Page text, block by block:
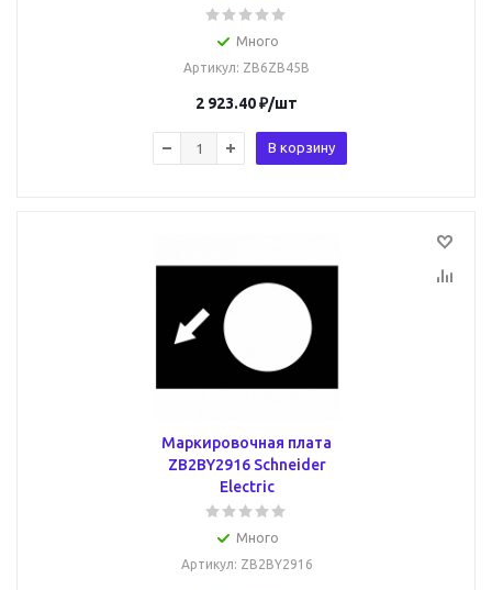
Много
Артикул: ZB6ZB45B
2 923.40₽/шт
В корзину
Маркировочная плата
ZB2BY2916 Schneider
Electric
Много
Артикул: ZB2BY2916